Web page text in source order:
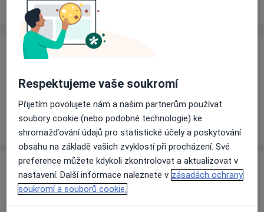
Ceník Adresy
Ceník
Informace o službách a cenách nejsou k dispozici
Tento specialista ještě nepřidával žádné informace o
svých službách.
Adresa
Sagena s.r.o., Denní stacionář interní
Respektujeme vaše soukromí
Přijetím povolujete nám a našim partnerům používat
soubory cookie (nebo podobné technologie) ke
shromažďování údajů pro statistické účely a poskytování
obsahu na základě vašich zvyklostí při procházení. Své
preference můžete kdykoli zkontrolovat a aktualizovat v
nastavení. Další informace naleznete v zásadách ochrany
soukromí a souborů cookie.